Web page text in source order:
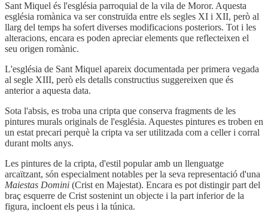
Sant Miquel és l'església parroquial de la vila de Moror. Aquesta
església romànica va ser construïda entre els segles XI i XII, però al
llarg del temps ha sofert diverses modificacions posteriors. Tot i les
alteracions, encara es poden apreciar elements que reflecteixen el
seu origen romànic.
L'església de Sant Miquel apareix documentada per primera vegada
al segle XIII, però els detalls constructius suggereixen que és
anterior a aquesta data.
Sota l'absis, es troba una cripta que conserva fragments de les
pintures murals originals de l'església. Aquestes pintures es troben en
un estat precari perquè la cripta va ser utilitzada com a celler i corral
durant molts anys.
Les pintures de la cripta, d'estil popular amb un llenguatge
arcaïtzant, són especialment notables per la seva representació d'una
Maiestas Domini (Crist en Majestat). Encara es pot distingir part del
braç esquerre de Crist sostenint un objecte i la part inferior de la
figura, incloent els peus i la túnica.